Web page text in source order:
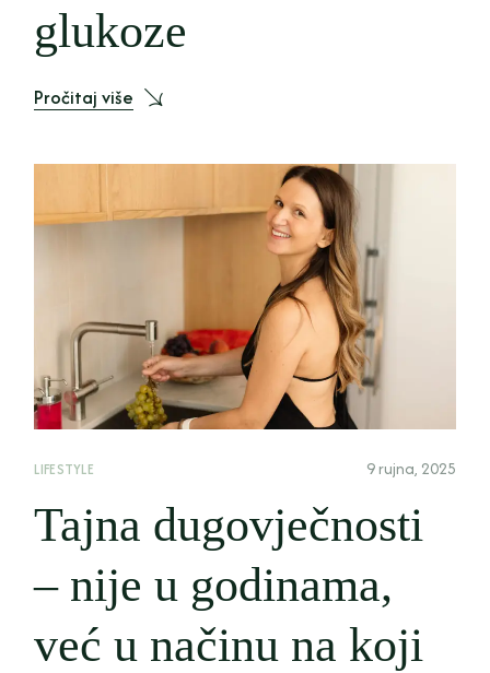
glukoze
Pročitaj više
LIFESTYLE 9 rujna, 2025
Tajna dugovječnosti
– nije u godinama,
već u načinu na koji